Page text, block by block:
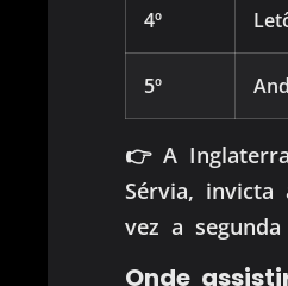
4º
5º
👉 A
Sérvia,
vez a
Onde